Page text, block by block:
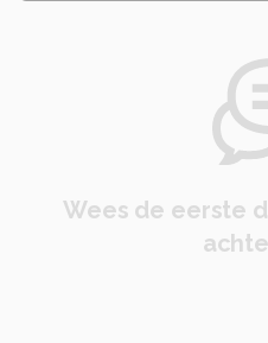
Wees de eerste